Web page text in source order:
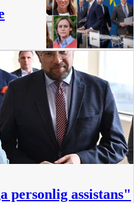
personlig assistans"